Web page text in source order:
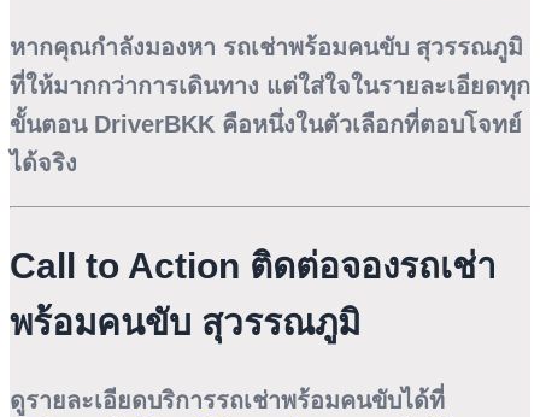
หากคุณกำลังมองหา รถเช่าพร้อมคนขับ สุวรรณภูมิ
ที่ให้มากกว่าการเดินทาง แต่ใส่ใจในรายละเอียดทุก
ขั้นตอน DriverBKK คือหนึ่งในตัวเลือกที่ตอบโจทย์
ได้จริง
Call to Action ติดต่อจองรถเช่า
พร้อมคนขับ สุวรรณภูมิ
ดูรายละเอียดบริการรถเช่าพร้อมคนขับได้ที่